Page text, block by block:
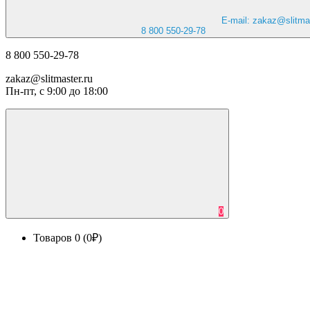
E-mail:
8 800 550-29-78
8 800 550-29-78
zakaz@slitmaster.ru
Пн-пт, с 9:00 до 18:00
0
Товаров 0 (0₽)